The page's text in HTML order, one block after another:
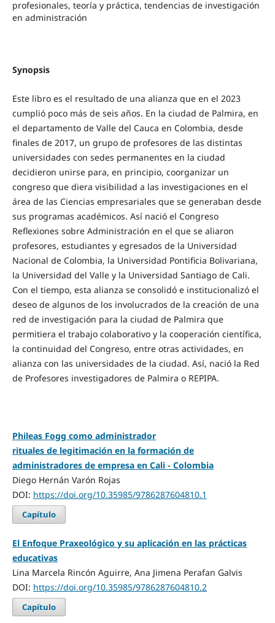
profesionales, teoría y práctica, tendencias de investigación
en administración
Synopsis
Este libro es el resultado de una alianza que en el 2023
cumplió poco más de seis años. En la ciudad de Palmira, en
el departamento de Valle del Cauca en Colombia, desde
finales de 2017, un grupo de profesores de las distintas
universidades con sedes permanentes en la ciudad
decidieron unirse para, en principio, coorganizar un
congreso que diera visibilidad a las investigaciones en el
área de las Ciencias empresariales que se generaban desde
sus programas académicos. Así nació el Congreso
Reflexiones sobre Administración en el que se aliaron
profesores, estudiantes y egresados de la Universidad
Nacional de Colombia, la Universidad Pontificia Bolivariana,
la Universidad del Valle y la Universidad Santiago de Cali.
Con el tiempo, esta alianza se consolidó e institucionalizó el
deseo de algunos de los involucrados de la creación de una
red de investigación para la ciudad de Palmira que
permitiera el trabajo colaborativo y la cooperación científica,
la continuidad del Congreso, entre otras actividades, en
alianza con las universidades de la ciudad. Así, nació la Red
de Profesores investigadores de Palmira o REPIPA.
Phileas Fogg como administrador
rituales de legitimación en la formación de
administradores de empresa en Cali - Colombia
Diego Hernán Varón Rojas
DOI: https://doi.org/10.35985/9786287604810.1
Capítulo
El Enfoque Praxeológico y su aplicación en las prácticas
educativas
Lina Marcela Rincón Aguirre, Ana Jimena Perafan Galvis
DOI: https://doi.org/10.35985/9786287604810.2
Capítulo